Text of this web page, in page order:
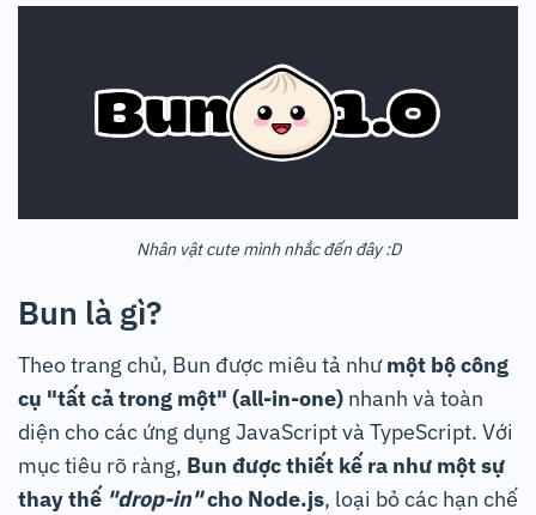
Nhân vật cute mình nhắc đến đây :D
Bun là gì?
Theo trang chủ, Bun được miêu tả nhưmột bộ công
cụ "tất cả trong một" (all-in-one) nhanh và toàn
diện cho các ứng dụng JavaScript và TypeScript. Với
mục tiêu rõ ràng, Bun được thiết kế ra như một sự
thay thế "drop-in"cho Node.js, loại bỏ các hạn chế